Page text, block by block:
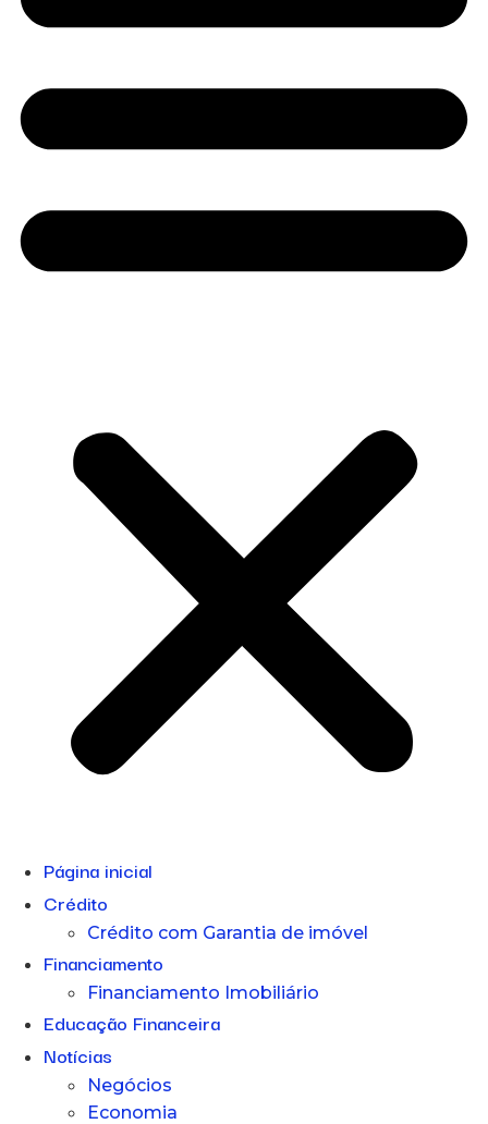
Página inicial
Crédito
Crédito com Garantia de imóvel
Financiamento
Financiamento Imobiliário
Educação Financeira
Notícias
Negócios
Economia